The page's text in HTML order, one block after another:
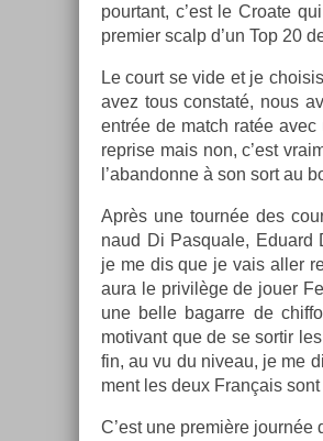
pour­tant, c’est le Croate
pre­mi­er scalp d’un Top 20
Le court se vide et je
avez tous con­staté, nous
entrée de match ratée
re­pr­ise mais non, c’est
l’aban­donne à son sort au
Après une tournée des
naud Di Pas­quale, Eduard
je me dis que je vais aller
aura le privilège de jouer
une belle bagar­re de
motivant que de se sor­tir
fin, au vu du niveau, je me
ment les deux Français
C’est une première